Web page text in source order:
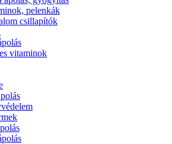
pelenkák
csillapítók
vitaminok